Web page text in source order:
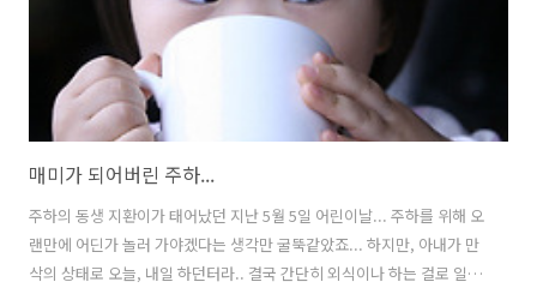
매미가 되어버린 주하...
주하의 동생 지환이가 태어났던 지난 5월 5일 어린이날... 주하를 위해 오
랜만에 어딘가 놀러 가야겠다는 생각만 굴뚝같았죠... 하지만, 아내가 만
삭의 상태로 오늘, 내일 하던터라.. 결국 간단히 외식이나 하는 걸로 일정